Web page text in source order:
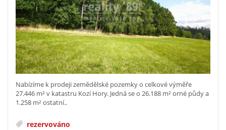
Nabízíme k prodeji zemědělské pozemky o celkové výměře
27.446 m² v katastru Kozí Hory. Jedná se o 26.188 m² orné půdy a
1.258 m² ostatní..
rezervováno